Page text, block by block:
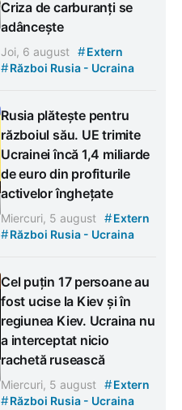
Criza de carburanți se
adâncește
Joi, 6 august #Extern
#Război Rusia - Ucraina
Rusia plătește pentru
războiul său. UE trimite
Ucrainei încă 1,4 miliarde
de euro din profiturile
activelor înghețate
Miercuri, 5 august #Extern
#Război Rusia - Ucraina
Cel puțin 17 persoane au
fost ucise la Kiev și în
regiunea Kiev. Ucraina nu
a interceptat nicio
rachetă rusească
Miercuri, 5 august #Extern
#Război Rusia - Ucraina